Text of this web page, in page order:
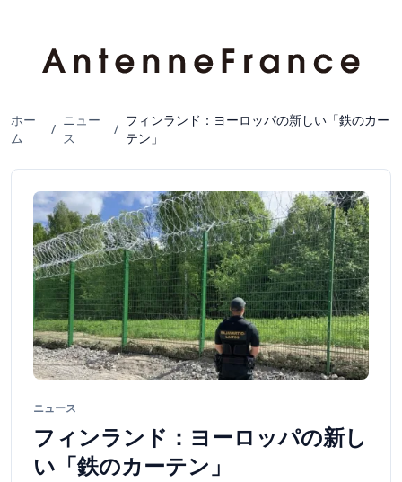
ホー
ム
/
ニュー
ス
/
フィンランド：ヨーロッパの新しい「鉄のカー
テン」
ニュース
フィンランド：ヨーロッパの新し
い「鉄のカーテン」